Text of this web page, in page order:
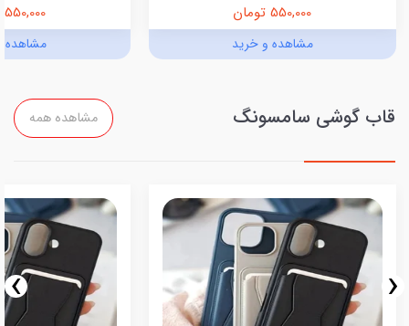
550,000 تومان
مشاهده و خرید
550,000 تومان
مشاهده
قاب گوشی سامسونگ مشاهده همه
‹
›